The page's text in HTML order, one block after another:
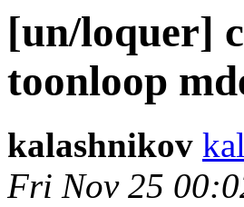
[un/loquer]
toonloop
kalashnikov
Fri Nov 25